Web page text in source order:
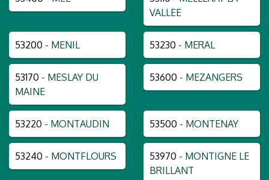
VALLEE
53200 - MENIL 53230 - MERAL
53170 - MESLAY DU
MAINE
53600 - MEZANGERS
53220 - MONTAUDIN 53500 - MONTENAY
53240 - MONTFLOURS 53970 - MONTIGNE LE
BRILLANT